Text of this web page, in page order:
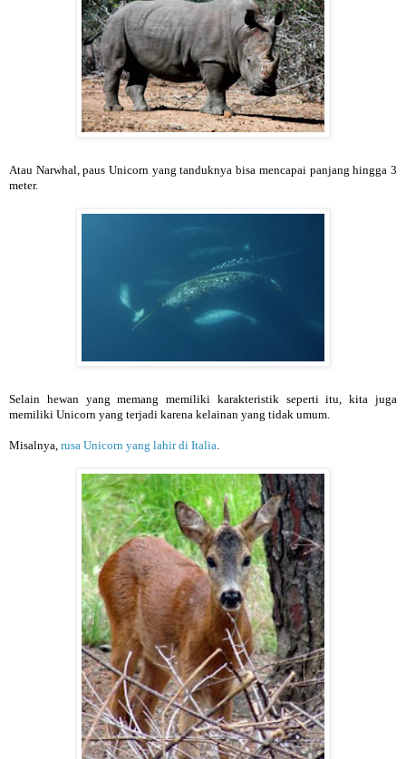
Atau Narwhal, paus Unicorn yang tanduknya bisa mencapai panjang hingga 3
meter.
Selain hewan yang memang memiliki karakteristik seperti itu, kita juga
memiliki Unicorn yang terjadi karena kelainan yang tidak umum.
Misalnya, rusa Unicorn yang lahir di Italia